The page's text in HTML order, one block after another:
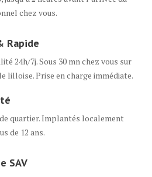
chez vous.
Rapide
24h/7j. Sous 30 mn chez vous sur
lilloise. Prise en charge immédiate.
quartier. Implantés localement
de 12 ans.
SAV